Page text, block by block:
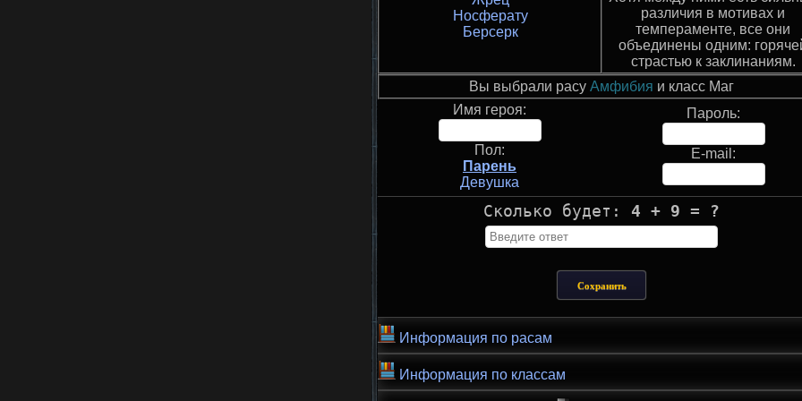
Носферату
Берсерк
различия в мотивах и
темпераменте, все они
объединены одним:
страстью к заклинаниям.
Вы выбрали расу Амфибия и класс Маг
Имя героя:
Пол:
Парень
Девушка
Пароль:
E-mail:
Сколько будет: 4 + 9 = ?
Информация по расам
Информация по классам